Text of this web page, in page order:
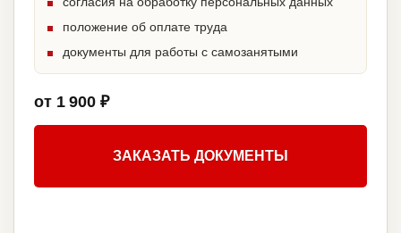
положение об оплате труда
документы для работы с самозанятыми
от 1 900 ₽
ЗАКАЗАТЬ ДОКУМЕНТЫ